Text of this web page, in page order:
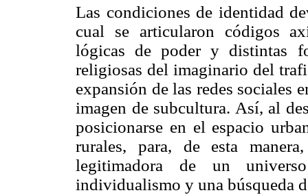
Las condiciones de identidad
cual se articularon códigos
lógicas de poder y distintas
religiosas del imaginario del
expansión de las redes sociales
imagen de subcultura. Así, al
posicionarse en el espacio
rurales, para, de esta
legitimadora de un
individualismo y una búsqueda